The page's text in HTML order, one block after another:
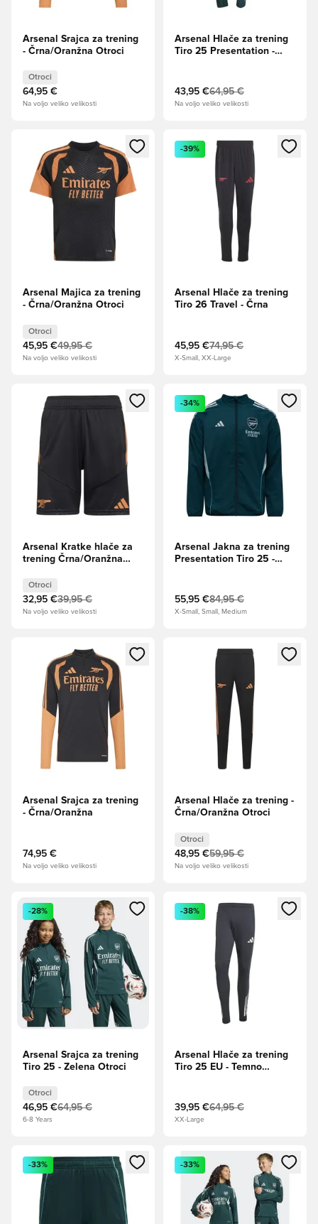
Arsenal Srajca za trening
- Črna/Oranžna Otroci
Otroci
64,95 €
Na voljo veliko velikosti
Arsenal Hlače za trening
Tiro 25 Presentation -
43,95 €64,95 €
Na voljo veliko velikosti
Odpre Modal za prijavo ali vpis kot član
Arsenal Majica za trening
- Črna/Oranžna Otroci
Otroci
45,95 €49,95 €
Na voljo veliko velikosti
Odpre Modal za prijavo ali
-39%
Arsenal Hlače za trening
Tiro 26 Travel - Črna
45,95 €74,95 €
X-Small, XX-Large
Odpre Modal za prijavo ali vpis kot član
Arsenal Kratke hlače za
trening Črna/Oranžna
Otroci
32,95 €39,95 €
Na voljo veliko velikosti
Odpre Modal za prijavo ali
-34%
Arsenal Jakna za trening
Presentation Tiro 25 -
55,95 €84,95 €
X-Small, Small, Medium
Odpre Modal za prijavo ali vpis kot član
Arsenal Srajca za trening
- Črna/Oranžna
74,95 €
Na voljo veliko velikosti
Odpre Modal za prijavo ali
Arsenal Hlače za trening -
Črna/Oranžna Otroci
Otroci
48,95 €59,95 €
Na voljo veliko velikosti
Odpre Modal za prijavo ali vpis kot član
-28%
Arsenal Srajca za trening
Tiro 25 - Zelena Otroci
Otroci
46,95 €64,95 €
6-8 Years
Odpre Modal za prijavo ali
-38%
Arsenal Hlače za trening
Tiro 25 EU - Temno
39,95 €64,95 €
XX-Large
Odpre Modal za prijavo ali vpis kot član
-33%
Odpre Modal za prijavo ali
-33%